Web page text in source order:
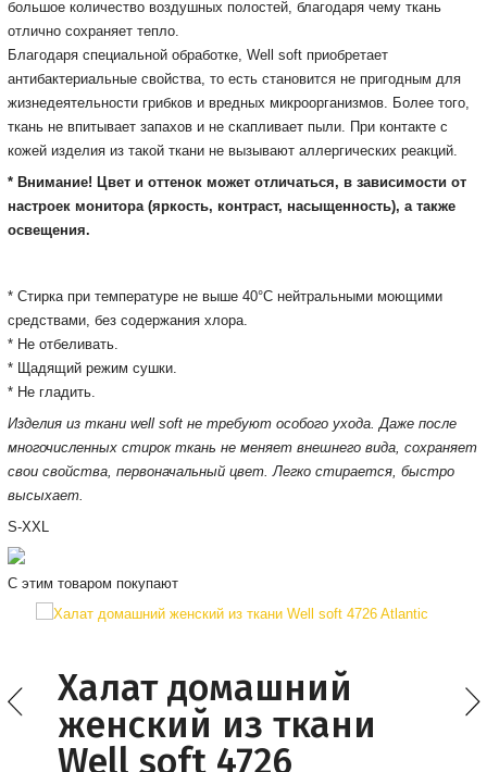
большое количество воздушных полостей, благодаря чему ткань
отлично сохраняет тепло.
Благодаря специальной обработке, Well soft приобретает
антибактериальные свойства, то есть становится не пригодным для
жизнедеятельности грибков и вредных микроорганизмов. Более того,
ткань не впитывает запахов и не скапливает пыли. При контакте с
кожей изделия из такой ткани не вызывают аллергических реакций.
* Внимание! Цвет и оттенок может отличаться, в зависимости от
настроек монитора(яркость, контраст, насыщенность), а также
освещения.
* Стирка при температуре не выше 40°С нейтральными моющими
средствами, без содержания хлора.
* Не отбеливать.
* Щадящий режим сушки.
* Не гладить.
Изделия из ткани well soft не требуют особого ухода. Даже после
многочисленных стирок ткань не меняет внешнего вида, сохраняет
свои свойства, первоначальный цвет. Легко стирается, быстро
высыхает.
S-XXL
С этим товаром покупают
Халат домашний
женский из ткани
Well soft 4726